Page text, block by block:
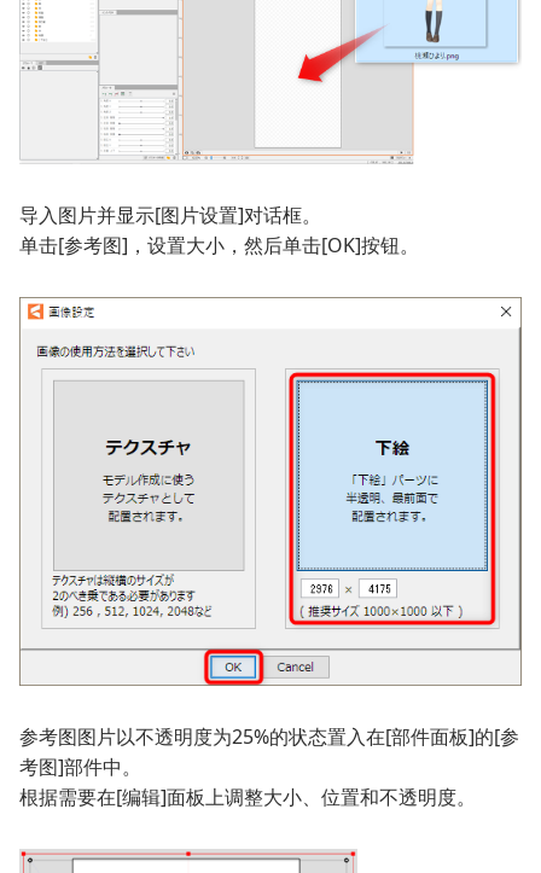
导入图片并显示[图片设置]对话框。
单击[参考图]，设置大小，然后单击[OK]按钮。
参考图图片以不透明度为25%的状态置入在[部件面板]的[参
考图]部件中。
根据需要在[编辑]面板上调整大小、位置和不透明度。